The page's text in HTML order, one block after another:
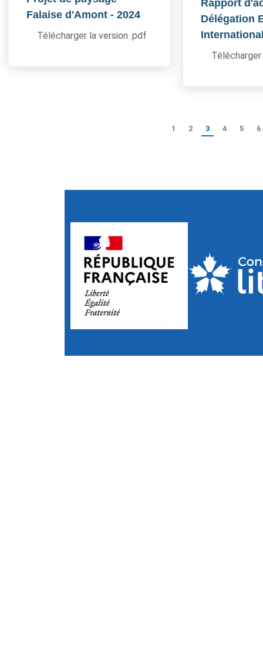
Falaise d'Amont - 2024
Télécharger la version .pdf
Rapport
Délégation
1 2 3 4 5 6